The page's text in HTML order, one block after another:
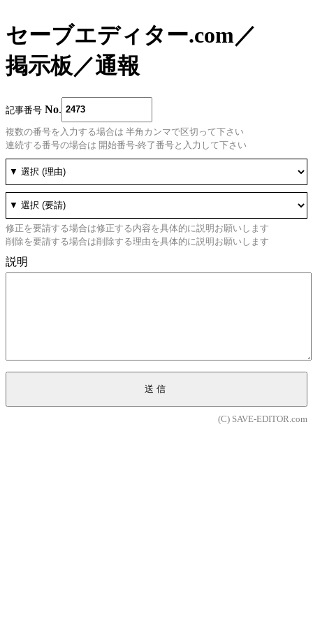
セーブエディター.com／
掲示板／通報
記事番号 No
複数の番号を入力する場合は 半角カンマで区切って下さい
連続する番号の場合は 開始番号-終了番号と入力して下さい
修正を要請する場合は修正する内容を具体的に説明お願いします
削除を要請する場合は削除する理由を具体的に説明お願いします
説明
送信
(C) SAVE-EDITOR.com